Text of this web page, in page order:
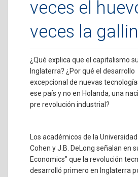
veces el
veces la
¿Qué explica que el capitalismo
Inglaterra? ¿Por qué el desarrollo
excepcional de nuevas
ese país y no en Holanda, una
pre revolución industrial?
Los académicos de la
Cohen y J.B. DeLong señalan en
Economics” que la revolución
desarrolló primero en Inglaterra